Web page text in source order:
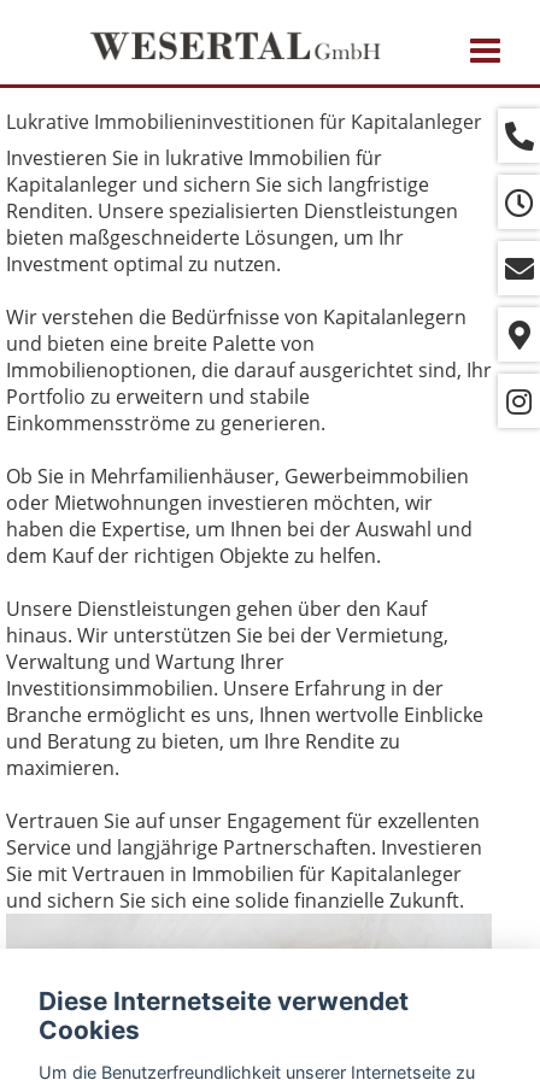
Lukrative Immobilieninvestitionen für Kapitalanleger
Investieren Sie in lukrative Immobilien für
Kapitalanleger und sichern Sie sich langfristige
Renditen. Unsere spezialisierten Dienstleistungen
bieten maßgeschneiderte Lösungen, um Ihr
Investment optimal zu nutzen.
Wir verstehen die Bedürfnisse von Kapitalanlegern
und bieten eine breite Palette von
Immobilienoptionen, die darauf ausgerichtet sind, Ihr
Portfolio zu erweitern und stabile
Einkommensströme zu generieren.
Ob Sie in Mehrfamilienhäuser, Gewerbeimmobilien
oder Mietwohnungen investieren möchten, wir
haben die Expertise, um Ihnen bei der Auswahl und
dem Kauf der richtigen Objekte zu helfen.
Unsere Dienstleistungen gehen über den Kauf
hinaus. Wir unterstützen Sie bei der Vermietung,
Verwaltung und Wartung Ihrer
Investitionsimmobilien. Unsere Erfahrung in der
Branche ermöglicht es uns, Ihnen wertvolle Einblicke
und Beratung zu bieten, um Ihre Rendite zu
maximieren.
Vertrauen Sie auf unser Engagement für exzellenten
Service und langjährige Partnerschaften. Investieren
Sie mit Vertrauen in Immobilien für Kapitalanleger
und sichern Sie sich eine solide finanzielle Zukunft.
Diese Internetseite verwendet
Cookies
Um die Benutzerfreundlichkeit unserer Internetseite zu